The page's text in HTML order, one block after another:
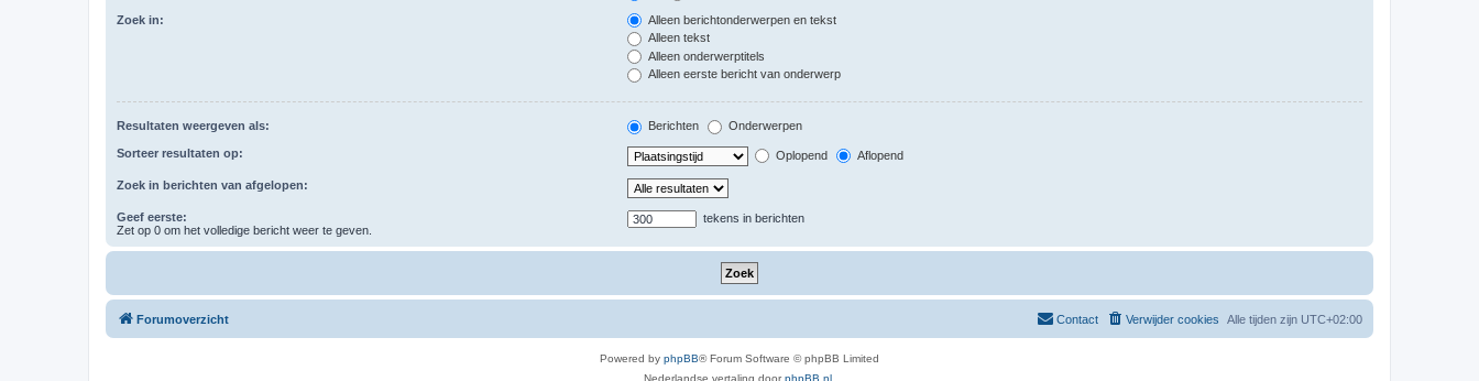
Zoek in:
Alleen berichtonderwerpen en tekst
Alleen tekst
Alleen onderwerptitels
Alleen eerste bericht van onderwerp
Resultaten weergeven als: Berichten Onderwerpen
Sorteer resultaten op: Oplopend Aflopend
Zoek in berichten van afgelopen:
Geef eerste:
Zet op 0 om het volledige bericht weer te geven.
tekens in berichten
Forumoverzicht Alle tijden zijn UTC+02:00
Verwijder cookies
Contact
Powered by phpBB® Forum Software © phpBB Limited
Nederlandse vertaling doorphpBB.nl